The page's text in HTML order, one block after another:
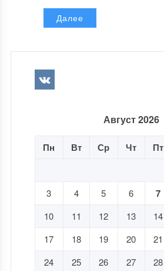
Далее
Август 2026
Пн Вт Ср Чт Пт
3
4 5 6 7
10
11 12 13 14
17
18 19 20 21
24
25 26 27 28